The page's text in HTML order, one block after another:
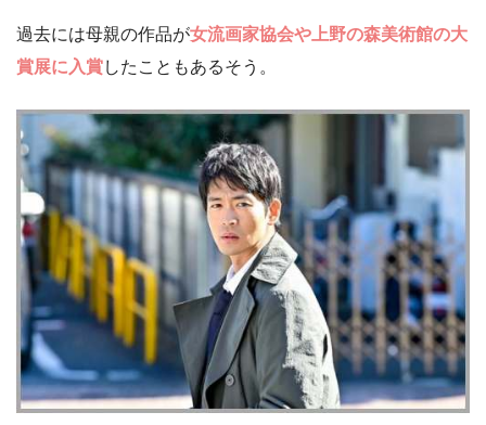
過去には母親の作品が女流画家協会や上野の森美術館の大
賞展に入賞したこともあるそう。